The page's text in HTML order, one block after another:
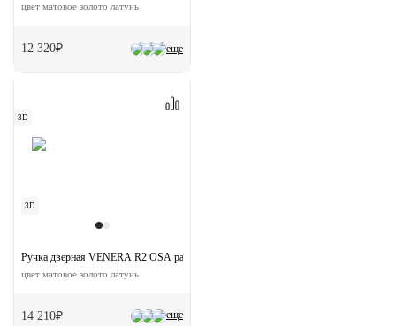
еще
цвет матовое золото латунь
12 320₽
3D
3D
еще
Ручка дверная VENERA R2 OSA раздельная на круглой розетке
цвет матовое золото латунь
14 210₽